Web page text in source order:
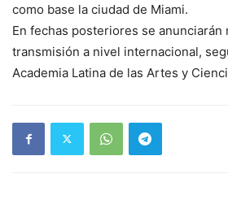
como base la ciudad de Miami.
En fechas posteriores se anunciarán
transmisión a nivel internacional,
Academia Latina de las Artes y